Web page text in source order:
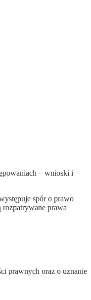
– wnioski i
spór o prawo
prawa
prawnych oraz o uznanie